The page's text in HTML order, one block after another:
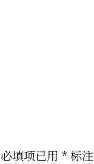
必填项已用 *标注